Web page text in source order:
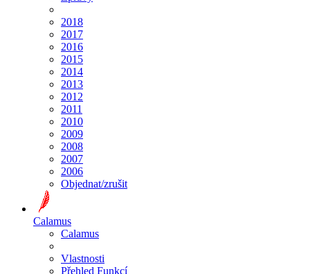
2018
2017
2016
2015
2014
2013
2012
2011
2010
2009
2008
2007
2006
Objednat/zrušit
Calamus
Calamus
Vlastnosti
Přehled Funkcí